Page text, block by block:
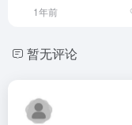
1年前
暂无评论